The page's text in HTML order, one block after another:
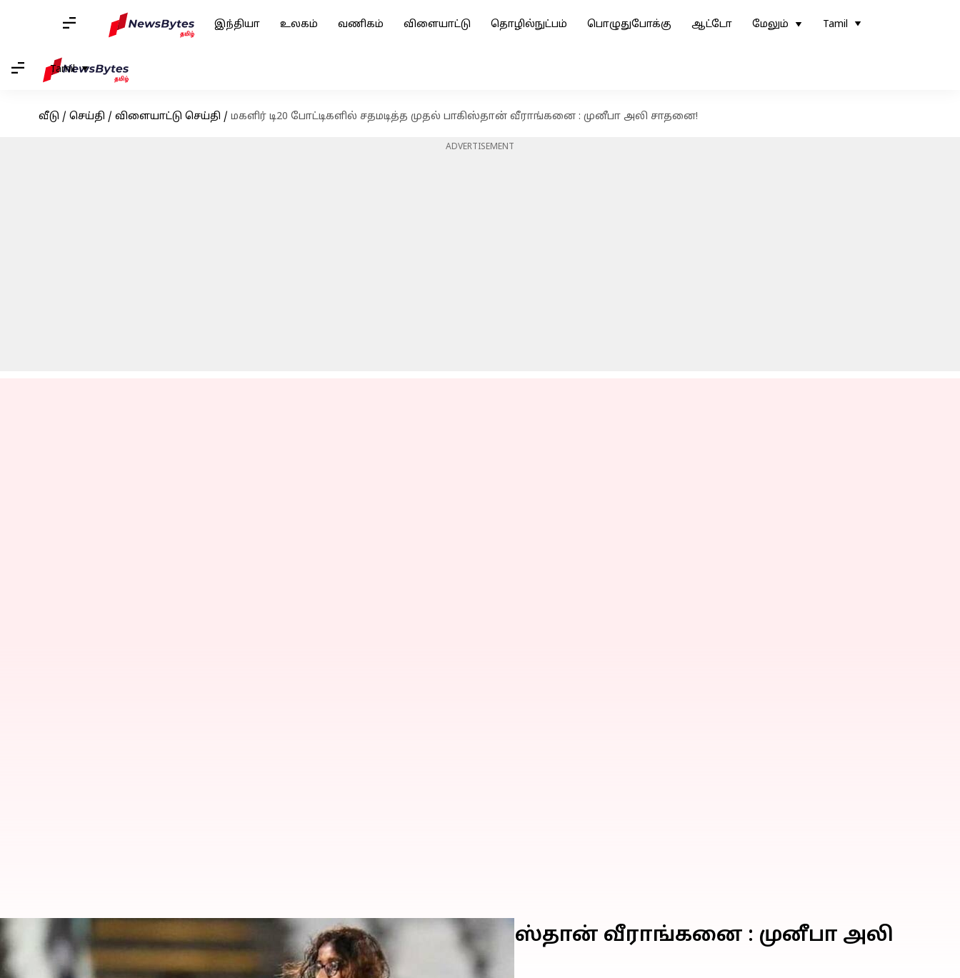
இந்தியா உலகம் வணிகம் விளையாட்டு தொழில்நுட்பம் பொழுதுபோக்கு ஆட்டோ மேலும் Tamil
Tamil
வீடு / செய்தி / விளையாட்டு செய்தி / மகளிர் டி20 போட்டிகளில் சதமடித்த முதல் பாகிஸ்தான் வீராங்கனை : முனீபா அலி சாதனை!
ADVERTISEMENT
மகளிர் டி20 போட்டிகளில் சதமடித்த முதல் பாகிஸ்தான் வீராங்கனை : முனீபா அலி
சாதனை!